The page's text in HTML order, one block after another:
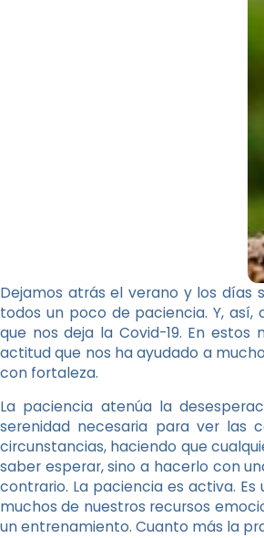
Dejamos atrás el verano y los días
todos un poco de paciencia. Y,
que nos deja la Covid-19. En
actitud que nos ha ayudado a
con fortaleza.
La paciencia atenúa la
serenidad necesaria para ver las
circunstancias, haciendo que
saber esperar, sino a hacerlo con
contrario. La paciencia es activa.
muchos de nuestros recursos
un entrenamiento. Cuanto más la